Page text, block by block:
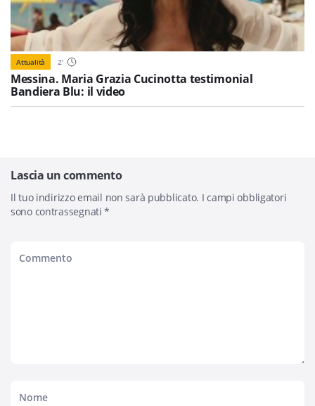
Attualità 2'
Messina. Maria Grazia Cucinotta testimonial
Bandiera Blu: il video
Lascia un commento
Il tuo indirizzo email non sarà pubblicato. I campi obbligatori
sono contrassegnati*